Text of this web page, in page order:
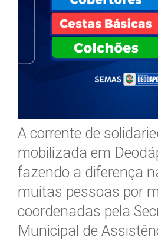
A corrente de
mobilizada em
fazendo a diferença
muitas pessoas por
coordenadas pela
Municipal de